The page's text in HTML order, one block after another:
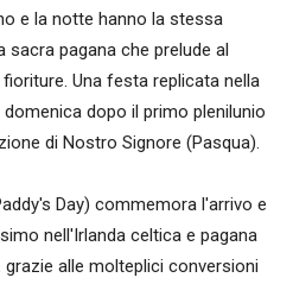
e la notte hanno la stessa
pagana che prelude al
Una festa replicata nella
dopo il primo plenilunio
di Nostro Signore (Pasqua).
Day) commemora l'arrivo e
nell'Irlanda celtica e pagana
alle molteplici conversioni